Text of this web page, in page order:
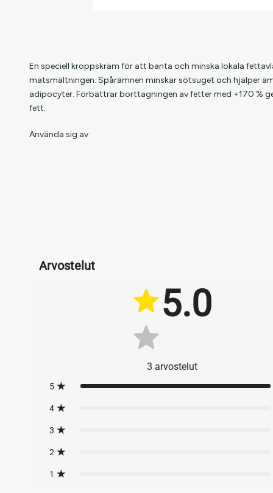
En speciell kroppskräm för att banta och minska lokala
matsmältningen. Spårämnen minskar sötsuget och hjälper
adipocyter. Förbättrar borttagningen av fetter med +170 %
fett.
Använda sig av
Arvostelut
5.0
3 arvostelut
5
4
3
2
1